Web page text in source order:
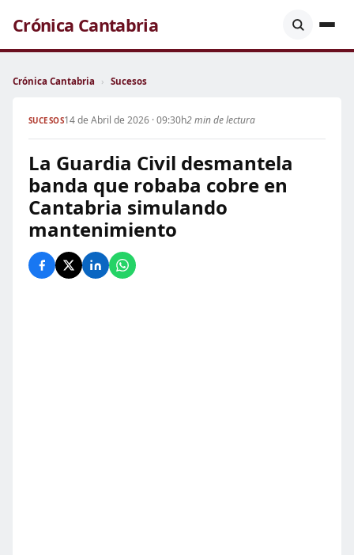
Crónica Cantabria
Crónica Cantabria › Sucesos
SUCESOS14 de Abril de 2026 · 09:30h2 min de lectura
La Guardia Civil desmantela
banda que robaba cobre en
Cantabria simulando
mantenimiento